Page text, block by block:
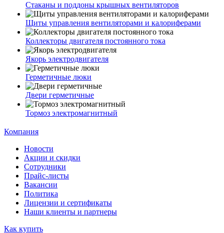
Стаканы и поддоны крышных вентиляторов
Щиты управления вентиляторами и калориферами
Коллекторы двигателя постоянного тока
Якорь электродвигателя
Герметичные люки
Двери герметичные
Тормоз электромагнитный
Компания
Новости
Акции и скидки
Сотрудники
Прайс-листы
Вакансии
Политика
Лицензии и сертификаты
Наши клиенты и партнеры
Как купить